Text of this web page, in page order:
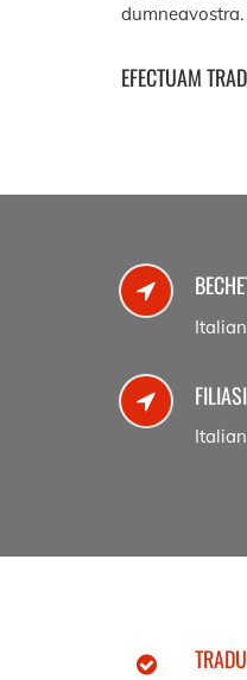
dumneavostra.
EFECTUAM
FILIASI